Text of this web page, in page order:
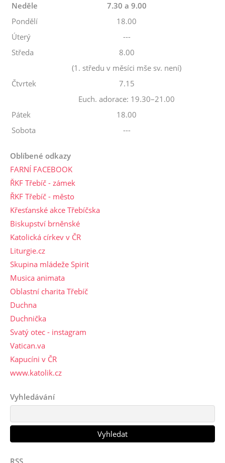
Neděle
7.30 a 9.00
Pondělí
18.00
Úterý
---
Středa
8.00
(1. středu v měsíci mše sv. není)
Čtvrtek
7.15
Euch. adorace: 19.30–21.00
Pátek
18.00
Sobota
---
Oblíbené odkazy
FARNÍ FACEBOOK
ŘKF Třebíč - zámek
ŘKF Třebíč - město
Křesťanské akce Třebíčska
Biskupství brněnské
Katolická církev v ČR
Liturgie.cz
Skupina mládeže Spirit
Musica animata
Oblastní charita Třebíč
Duchna
Duchnička
Svatý otec - instagram
Vatican.va
Kapucíni v ČR
www.katolik.cz
Vyhledávání
RSS